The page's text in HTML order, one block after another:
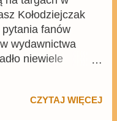
Brakujące ogniwa
Kołodziejczak
pytania fanów
wydawnictwa
niewiele
humorystycznych.
CZYTAJ WIĘCEJ